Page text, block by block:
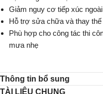
Giảm nguy cơ tiếp xúc
Hỗ trợ sửa chữa và thay
Phù hợp cho công tác thi
mưa nhẹ
Thông tin bổ sung
TÀI LIỆU CHUNG